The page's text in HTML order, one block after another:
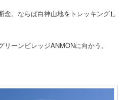
念。ならば白神山地をトレッキングし
ーンビレッジANMONに向かう。